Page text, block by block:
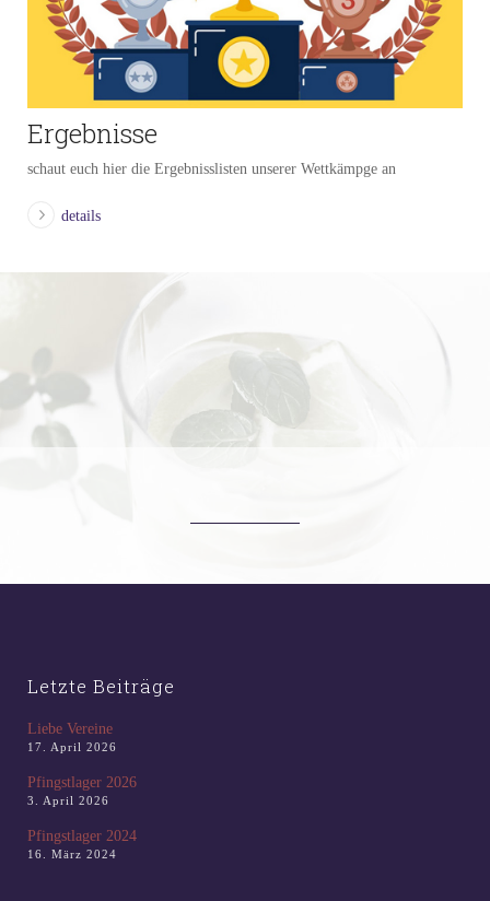
Ergebnisse
schaut euch hier die Ergebnisslisten unserer Wettkämpge an
details
Letzte Beiträge
Liebe Vereine
17. April 2026
Pfingstlager 2026
3. April 2026
Pfingstlager 2024
16. März 2024